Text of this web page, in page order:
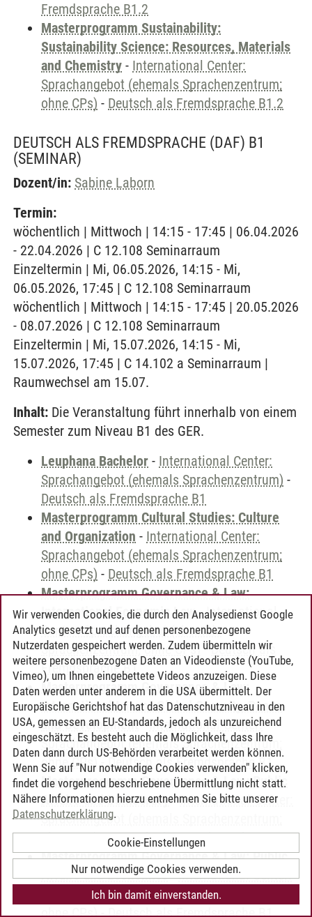
Fremdsprache B1.2
Masterprogramm Sustainability:
Sustainability Science: Resources, Materials
and Chemistry - International Center:
Sprachangebot (ehemals Sprachenzentrum;
ohne CPs) - Deutsch als Fremdsprache B1.2
DEUTSCH ALS FREMDSPRACHE (DAF) B1
(SEMINAR)
Dozent/in: Sabine Laborn
Termin:
wöchentlich | Mittwoch | 14:15 - 17:45 | 06.04.2026
- 22.04.2026 | C 12.108 Seminarraum
Einzeltermin | Mi, 06.05.2026, 14:15 - Mi,
06.05.2026, 17:45 | C 12.108 Seminarraum
wöchentlich | Mittwoch | 14:15 - 17:45 | 20.05.2026
- 08.07.2026 | C 12.108 Seminarraum
Einzeltermin | Mi, 15.07.2026, 14:15 - Mi,
15.07.2026, 17:45 | C 14.102 a Seminarraum |
Raumwechsel am 15.07.
Inhalt: Die Veranstaltung führt innerhalb von einem
Semester zum Niveau B1 des GER.
Leuphana Bachelor - International Center:
Sprachangebot (ehemals Sprachenzentrum) -
Deutsch als Fremdsprache B1
Masterprogramm Cultural Studies: Culture
and Organization - International Center:
Sprachangebot (ehemals Sprachenzentrum;
ohne CPs) - Deutsch als Fremdsprache B1
Masterprogramm Governance & Law:
International Economic Law-International
Center: Sprachangebot (ehemals
Sprachenzentrum; ohne CPs) -Deutsch als
Fremdsprache B1
Masterprogramm Governance & Law:
International Law of Global Security, Peace
and Development-International Center:
Sprachangebot (ehemals Sprachenzentrum;
ohne CPs)-Deutsch als Fremdsprache B1
Masterprogramm Governance & Law: Public
Affairs and Democracy-International Center:
Sprachangebot (ehemals Sprachenzentrum;
ohne CPs)-Deutsch als Fremdsprache B1
Masterprogramm Governance & Law: Public
Affairs and Economics-International Center:
Sprachangebot (ehemals Sprachenzentrum;
ohne CPs)-Deutsch als Fremdsprache B1
Wir verwenden Cookies, die durch den Analysedienst Google
Analytics gesetzt und auf denen personenbezogene
Nutzerdaten gespeichert werden. Zudem übermitteln wir
weitere personenbezogene Daten an Videodienste (YouTube,
Vimeo), um Ihnen eingebettete Videos anzuzeigen. Diese
Daten werden unter anderem in die USA übermittelt. Der
Europäische Gerichtshof hat das Datenschutzniveau in den
USA, gemessen an EU-Standards, jedoch als unzureichend
eingeschätzt. Es besteht auch die Möglichkeit, dass Ihre
Daten dann durch US-Behörden verarbeitet werden können.
Wenn Sie auf "Nur notwendige Cookies verwenden" klicken,
findet die vorgehend beschriebene Übermittlung nicht statt.
Nähere Informationen hierzu entnehmen Sie bitte unserer
Datenschutzerklärung.
Cookie-Einstellungen
Nur notwendige Cookies verwenden.
Ich bin damit einverstanden.